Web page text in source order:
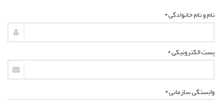
نام و نام خانوادگی *
پست الکترونیکی *
وابستگی سازمانی *